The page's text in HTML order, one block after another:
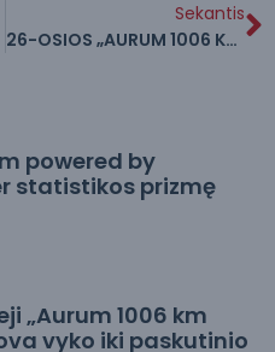
Sekantis
26-OSIOS „AURUM 1006 KM POWERED BY HANKOOK“ LENKTYNĖS VYKS 2025 M. LIEPOS 16-19 DIENOMIS
powered by
statistikos prizmę
„Aurum 1006 km
vyko iki paskutinio